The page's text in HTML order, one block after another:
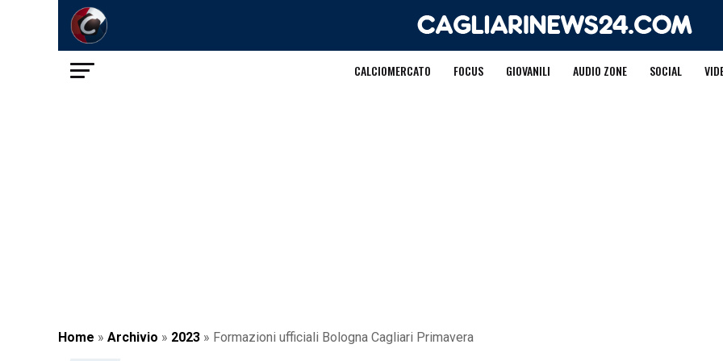
CALCIOMERCATO FOCUS GIOVANILI AUDIO ZONE SOCIAL
Home » Archivio » 2023 » Formazioni ufficiali Bologna Cagliari Primavera